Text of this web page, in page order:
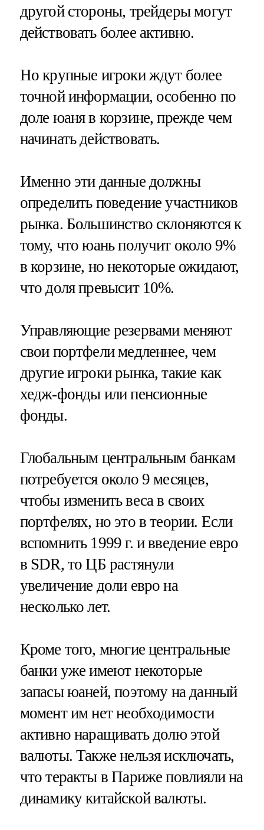
другой стороны, трейдеры могут
действовать более активно.
Но крупные игроки ждут более
точной информации, особенно по
доле юаня в корзине, прежде чем
начинать действовать.
Именно эти данные должны
определить поведение участников
рынка. Большинство склоняются к
тому, что юань получит около 9%
в корзине, но некоторые ожидают,
что доля превысит 10%.
Управляющие резервами меняют
свои портфели медленнее, чем
другие игроки рынка, такие как
хедж-фонды или пенсионные
фонды.
Глобальным центральным банкам
потребуется около 9 месяцев,
чтобы изменить веса в своих
портфелях, но это в теории. Если
вспомнить 1999 г. и введение евро
в SDR, то ЦБ растянули
увеличение доли евро на
несколько лет.
Кроме того, многие центральные
банки уже имеют некоторые
запасы юаней, поэтому на данный
момент им нет необходимости
активно наращивать долю этой
валюты. Также нельзя исключать,
что теракты в Париже повлияли на
динамику китайской валюты.